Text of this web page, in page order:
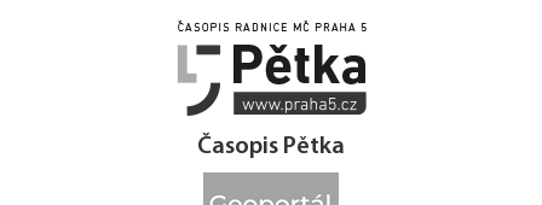
 
Časopis Pětka